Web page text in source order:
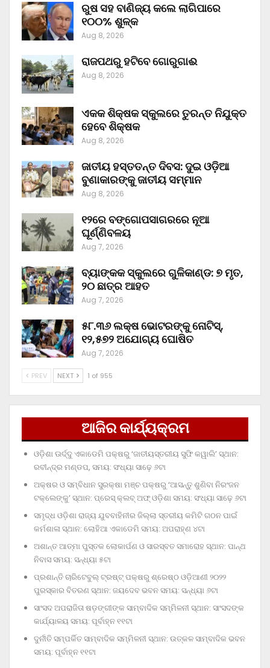
ରୁଷ ସହ ବାଣିଜ୍ୟ କଲେ ଲାଗିପାରେ
୧୦୦% ଶୁଳ୍କ
Aug 8, 2026
ରାଜପଥରୁ ହଟିବେ ଗୋରୁଗାଈ
Aug 8, 2026
ଏକକ ଶିକ୍ଷକ ସ୍କୁଲରେ ତୁରନ୍ତ ନିଯୁକ୍ତ
ହେବେ ଶିକ୍ଷକ
Aug 8, 2026
ଜାତୀୟ ହସ୍ତତନ୍ତ ଦିବସ: ଦୁଇ ଓଡ଼ିଆ
ବୁଣାକାରଙ୍କୁ ଜାତୀୟ ସମ୍ମାନ
Aug 8, 2026
୧୨ରେ ବଙ୍ଗୋପସାଗରରେ ନୂଆ
ଘୂର୍ଣ୍ଣିବଳୟ
Aug 7, 2026
ବ୍ୟାଙ୍କକ ସ୍କୁଲରେ ଗୁଳିକାଣ୍ଡ: ୭ ମୃତ,
୨୦ ଛାତ୍ର ଆହତ
Aug 7, 2026
୫୮.୩୬ ଲକ୍ଷ ଭୋଟରଙ୍କୁ ନୋଟିସ୍‌,
୧୨,୫୭୨ ଅଯୋଗ୍ୟ ଘୋଷିତ
Aug 7, 2026
PREV NEXT 1 of 955
ଆଜିର କାର୍ଯ୍ୟକ୍ରମ
ଓଡ଼ିଶା ଊର୍ଦ୍ଦୁ ଏକାଡେମି ପକ୍ଷରୁ ‘ଜାତୀୟସ୍ତରୀୟ ସୁଫି କୱାଲି’ ସ୍ଥାନ:
ରବୀନ୍ଦ୍ର ମଣ୍ଡପ, ସମୟ: ସଂଧ୍ୟା ସାଢ଼େ ୬ଟା
ଅକ୍ଷର ଓ ସମ୍ବିଧାନ ସୁରକ୍ଷା ମଞ୍ଚ ପକ୍ଷରୁ ‘ଆସନ୍ତୁ ଶୁଣିବା ନିରଂଜନ
ଟକ୍‌ଲେଙ୍କୁ’ ସ୍ଥାନ: ପ୍ରେସ୍‌ କ୍ଲବ୍‌ ଅଫ୍‌ ଓଡ଼ିଶା ସମୟ: ସଂଧ୍ୟା ସାଢ଼େ ୬ଟା
ସମୃଦ୍ଧ ଓଡ଼ିଶା ରାଜ୍ୟ ଯୁବବାହିନୀର ଜିଲ୍ଲା ସ୍ତରୀୟ କମିଟି ଗଠନ ପାଇଁ
କର୍ମଶାଳା ସ୍ଥାନ: ଲୋହିଆ ଏକାଡେମି ସମୟ: ଅପରାହ୍‌ଣ ୪ଟା
ଅଶାନ୍ତ ଆତ୍ମା ପୁସ୍ତକ ଲୋକାର୍ପଣ ଓ ସାରସ୍ବତ ସମାରୋହ ସ୍ଥାନ: ପାନ୍ଥ
ନିବାସ ସମୟ: ସନ୍ଧ୍ୟା ୫ଟା
ପ୍ରଶାନ୍ତି ଚାରିଟେବୁଲ୍‌ ଟ୍ରଷ୍ଟ୍‌ ପକ୍ଷରୁ ଶ୍ରେଷ୍ଠ ଓଡ଼ିଆଣୀ ୨୦୨୨
ପୁରସ୍କାର ବିତରଣ ସ୍ଥାନ: ଜୟଦେବ ଭବନ ସମୟ: ସନ୍ଧ୍ୟା ୬ଟା
ସାଂସଦ ଅପରାଜିତା ଷଡ଼ଙ୍ଗୀଙ୍କ ସାମ୍ବାଦିକ ସମ୍ମିଳନୀ ସ୍ଥାନ: ସାଂସଦଙ୍କ
କାର୍ଯ୍ୟାଳୟ ସମୟ: ପୂର୍ବାହ୍ନ ୧୧ଟା
ଦୁର୍ନୀତି ସମ୍ପର୍କିତ ସାମ୍ବାଦିକ ସମ୍ମିଳନୀ ସ୍ଥାନ: ଉତ୍କଳ ସାମ୍ବାଦିକ ଭବନ
ସମୟ: ପୂର୍ବାହ୍ନ ୧୧ଟା